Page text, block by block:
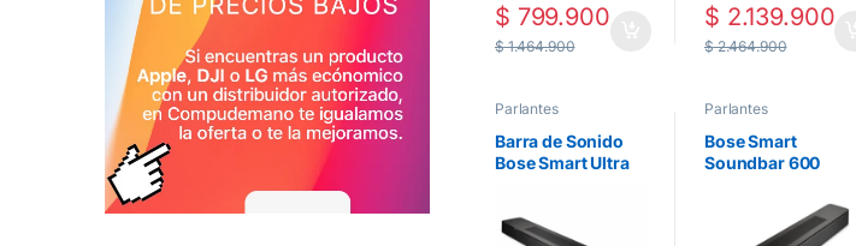
$ 799.900
$1.464.900
$ 2.139.900
$2.464.900
Parlantes
Barra de Sonido
Bose Smart Ultra
Parlantes
Bose Smart
Soundbar 600